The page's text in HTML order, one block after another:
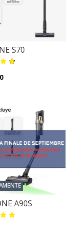
S70
A90S